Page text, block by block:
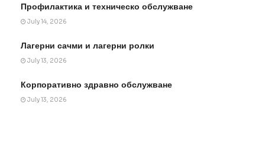
Профилактика и техническо обслужване
July 14, 2026
Лагерни сачми и лагерни ролки
July 13, 2026
Корпоративно здравно обслужване
July 13, 2026